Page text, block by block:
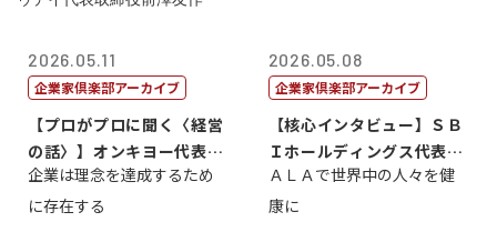
2026.05.11
企業家倶楽部アーカイブ
【プロがプロに聞く〈経営
の話〉】オンキヨー代表取
締役会長兼社...
企業は理念を達成するため
に存在する
2026.05.08
企業家倶楽部アーカイブ
【核心インタビュー】ＳＢ
Ｉホールディングス代表取
締役執行役員...
ＡＬＡで世界中の人々を健
康に